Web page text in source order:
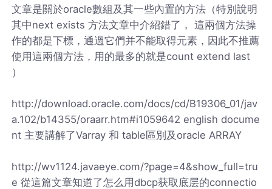
文章是關於oracle數組及其一些內置的方法（特別說明
其中next exists 方法文章中介紹錯了， 這兩個方法操
作的都是下標，通過它們并不能取得元素，因此不推薦
使用這兩個方法，用的最多的就是count extend last
）
http://download.oracle.com/docs/cd/B19306_01/jav
a.102/b14355/oraarr.htm#i1059642 english docume
nt 主要講解了Varray 和 table區別及oracle ARRAY
http://wv1124.javaeye.com/?page=4&show_full=tru
e 從這篇文章知道了怎么用dbcp获取底层的connectio